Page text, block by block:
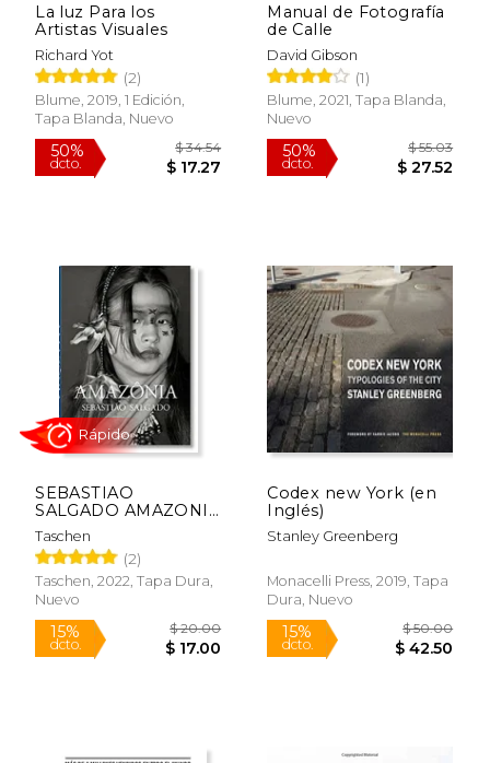
$ 20.17 dcto.
La luz Para los
Artistas Visuales
Richard Yot
(2)
Blume, 2019, 1 Edición,
Tapa Blanda, Nuevo
Manual de Fotografía
de Calle
David Gibson
(1)
Blume, 2021, Tapa Blanda,
Nuevo
SEBASTIAO
SALGADO AMAZONIA
(en Inglés)
Taschen
(2)
Taschen, 2022, Tapa Dura,
Nuevo
Codex new York (en
Inglés)
Stanley Greenberg
Monacelli Press, 2019, Tapa
Dura, Nuevo